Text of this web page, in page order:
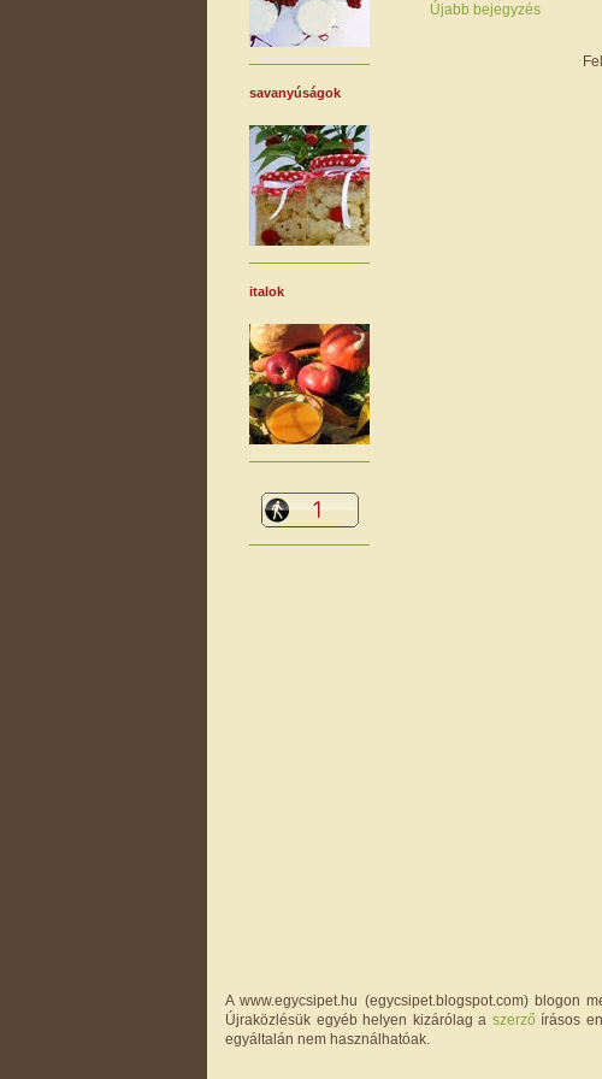
Újabb bejegyzés
savanyúságok
italok
A www.egycsipet.hu (egycsipet.blogspot.com) blogon
Újraközlésük egyéb helyen kizárólag a szerző írásos
egyáltalán nem használhatóak.